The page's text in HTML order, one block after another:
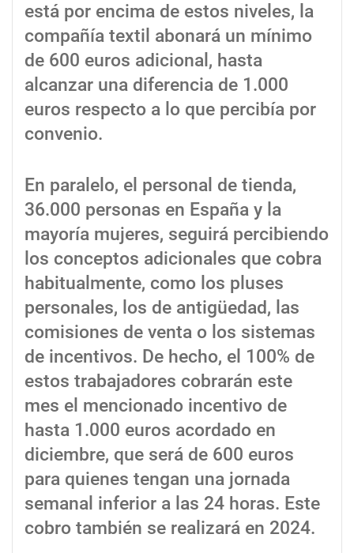
está por encima de estos niveles, la
compañía textil abonará un mínimo
de 600 euros adicional, hasta
alcanzar una diferencia de 1.000
euros respecto a lo que percibía por
convenio.
En paralelo, el personal de tienda,
36.000 personas en España y la
mayoría mujeres, seguirá percibiendo
los conceptos adicionales que cobra
habitualmente, como los pluses
personales, los de antigüedad, las
comisiones de venta o los sistemas
de incentivos. De hecho, el 100% de
estos trabajadores cobrarán este
mes el mencionado incentivo de
hasta 1.000 euros acordado en
diciembre, que será de 600 euros
para quienes tengan una jornada
semanal inferior a las 24 horas. Este
cobro también se realizará en 2024.